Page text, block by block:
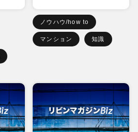
ノウハウ/how to
マンション 知識